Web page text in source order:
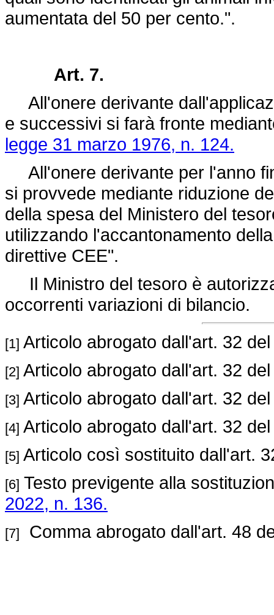
aumentata del 50 per cento.".
Art. 7.
All'onere derivante
e successivi si farà fronte
legge 31 marzo 1976, n. 124.
All'onere derivante per l'anno
si provvede mediante riduzione
della spesa del Ministero del
utilizzando l'accantonamento
direttive CEE".
Il Ministro del tesoro è
occorrenti variazioni di bilancio.
[1] Articolo abrogato dall'art. 32
[2] Articolo abrogato dall'art. 32
[3] Articolo abrogato dall'art. 32
[4] Articolo abrogato dall'art. 32
[5] Articolo così sostituito dall'art.
[6] Testo previgente alla
2022, n. 136.
[7] Comma abrogato dall'art. 48